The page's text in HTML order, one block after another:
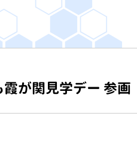
が関見学デー 参画